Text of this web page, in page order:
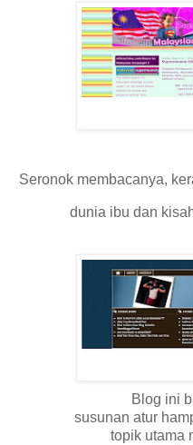
Seronok membacanya,
dunia ibu dan
Blog ini
susunan atur
topik utama